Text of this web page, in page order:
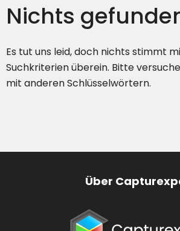
Nichts
Es tut uns leid, doch nichts stimmt
Suchkriterien überein. Bitte
mit anderen Schlüsselwörtern.
Über